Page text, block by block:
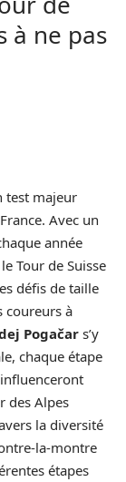
à ne pas
test majeur
Avec un
année
Tour de Suisse
défis de taille
coureurs à
Pogačar s’y
chaque étape
des Alpes
la diversité
la-montre
étapes